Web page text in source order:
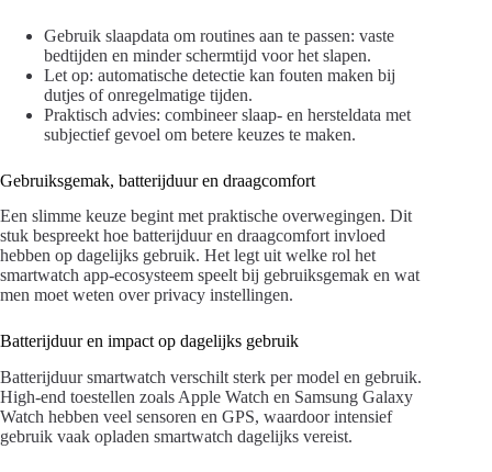
Gebruik slaapdata om routines aan te passen: vaste
bedtijden en minder schermtijd voor het slapen.
Let op: automatische detectie kan fouten maken bij
dutjes of onregelmatige tijden.
Praktisch advies: combineer slaap- en hersteldata met
subjectief gevoel om betere keuzes te maken.
Gebruiksgemak, batterijduur en draagcomfort
Een slimme keuze begint met praktische overwegingen. Dit
stuk bespreekt hoe batterijduur en draagcomfort invloed
hebben op dagelijks gebruik. Het legt uit welke rol het
smartwatch app-ecosysteem speelt bij gebruiksgemak en wat
men moet weten over privacy instellingen.
Batterijduur en impact op dagelijks gebruik
Batterijduur smartwatch verschilt sterk per model en gebruik.
High-end toestellen zoals Apple Watch en Samsung Galaxy
Watch hebben veel sensoren en GPS, waardoor intensief
gebruik vaak opladen smartwatch dagelijks vereist.